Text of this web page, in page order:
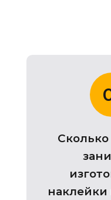
наклейки